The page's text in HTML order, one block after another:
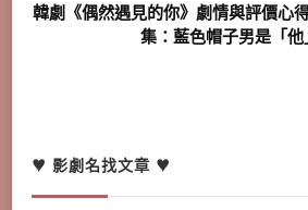
韓劇《偶然遇見的你》劇情與評價心
集：藍色帽子男是「他
♥ 影劇名找文章 ♥